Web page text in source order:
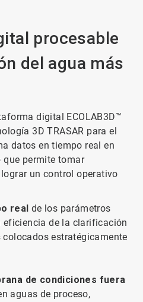
procesable
del agua más
digital ECOLAB3D™
3D TRASAR para el
datos en tiempo real en
que permite tomar
un control operativo
real de los parámetros
eficiencia de la clarificación
colocados estratégicamente
de condiciones fuera
aguas de proceso,